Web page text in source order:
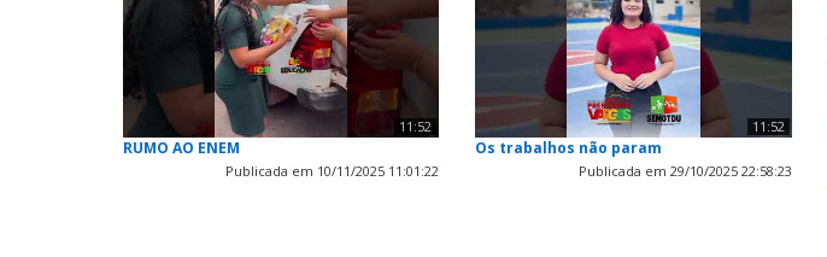
11:52
RUMO AO ENEM
Publicada em 10/11/2025 11:01:22
11:52
Os trabalhos não param
Publicada em 29/10/2025 22:58:23